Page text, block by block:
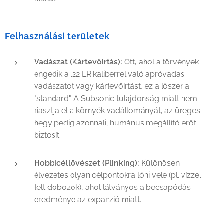
Felhasználási területek
Vadászat (Kártevőirtás): Ott, ahol a törvények
engedik a .22 LR kaliberrel való apróvadas
vadászatot vagy kártevőirtást, ez a lőszer a
"standard". A Subsonic tulajdonság miatt nem
riasztja el a környék vadállományát, az üreges
hegy pedig azonnali, humánus megállító erőt
biztosít.
Hobbicéllövészet (Plinking): Különösen
élvezetes olyan célpontokra lőni vele (pl. vízzel
telt dobozok), ahol látványos a becsapódás
eredménye az expanzió miatt.